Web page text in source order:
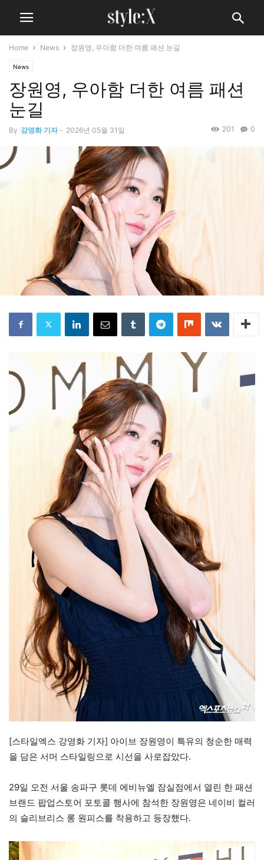
Home News 장원영, 우아함 더한 여름 패션 눈길
News
장원영, 우아함 더한 여름 패션
눈길
By 강영화 기자 - 2026년 05월 31일 0
201
[스타일엑스 강영화 기자] 아이브 장원영이 특유의 청순한 매력
을 담은 서머 스타일링으로 시선을 사로잡았다.
29일 오전 서울 송파구 롯데 에비뉴엘 잠실점에서 열린 한 패션
브랜드 팝업스토어 포토콜 행사에 참석한 장원영은 네이비 컬러
의 슬리브리스 롱 원피스를 착용하고 등장했다.